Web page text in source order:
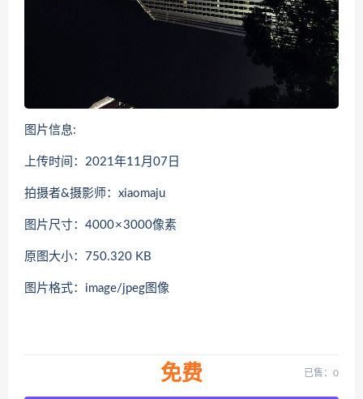
图片信息:
上传时间：2021年11月07日
拍摄者&摄影师：xiaomaju
图片尺寸：4000 × 3000像素
原图大小：750.320 KB
图片格式：image/jpeg图像
免费 已售：0